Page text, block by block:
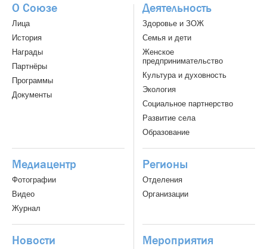
О Союзе
Лица
История
Награды
Партнёры
Программы
Документы
Деятельность
Здоровье и ЗОЖ
Семья и дети
Женское
предпринимательство
Культура и духовность
Экология
Социальное партнерство
Развитие села
Образование
Медиацентр
Фотографии
Видео
Журнал
Регионы
Отделения
Организации
Новости Мероприятия